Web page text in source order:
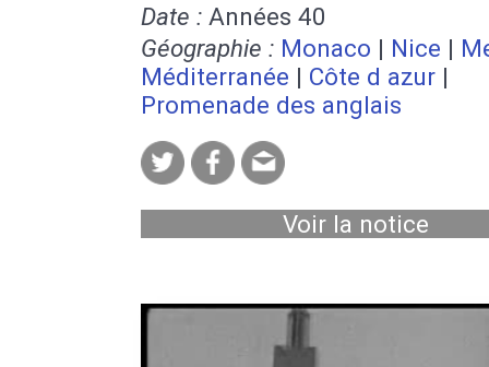
Date : Années 40
Géographie : Monaco | Nice |
Méditerranée | Côte d azur |
Promenade des anglais
Voir la notice